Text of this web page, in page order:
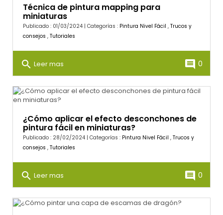
Técnica de pintura mapping para
miniaturas
Publicado : 01/03/2024 | Categorías : Pintura Nivel Fácil , Trucos y
consejos , Tutoriales
search Leer mas comment 0
¿Cómo aplicar el efecto desconchones de
pintura fácil en miniaturas?
Publicado : 28/02/2024 | Categorías : Pintura Nivel Fácil , Trucos y
consejos , Tutoriales
search Leer mas comment 0